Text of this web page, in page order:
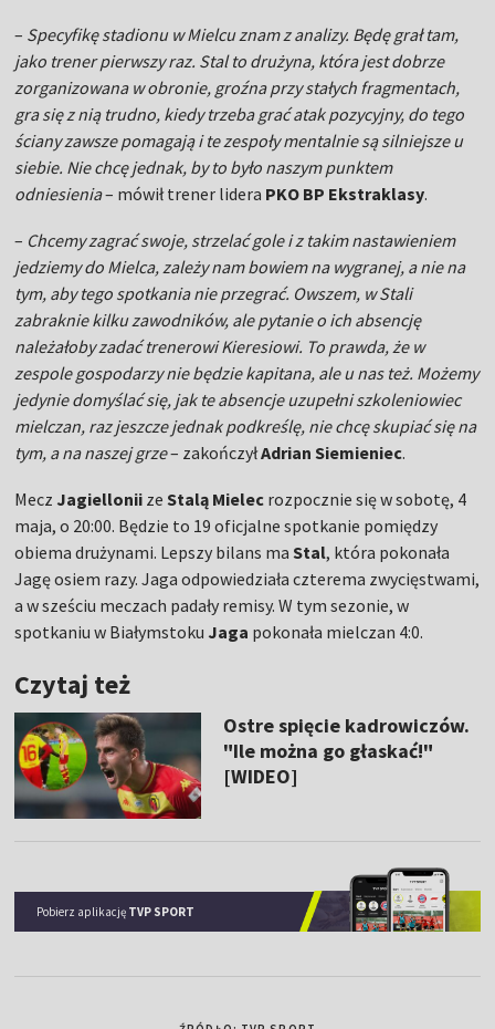
– Specyfikę stadionu w Mielcu znam z analizy. Będę grał tam,
jako trener pierwszy raz. Stal to drużyna, która jest dobrze
zorganizowana w obronie, groźna przy stałych fragmentach,
gra się z nią trudno, kiedy trzeba grać atak pozycyjny, do tego
ściany zawsze pomagają i te zespoły mentalnie są silniejsze u
siebie. Nie chcę jednak, by to było naszym punktem
odniesienia– mówił trener lidera PKO BP Ekstraklasy.
– Chcemy zagrać swoje, strzelać gole i z takim nastawieniem
jedziemy do Mielca, zależy nam bowiem na wygranej, a nie na
tym, aby tego spotkania nie przegrać. Owszem, w Stali
zabraknie kilku zawodników, ale pytanie o ich absencję
należałoby zadać trenerowi Kieresiowi. To prawda, że w
zespole gospodarzy nie będzie kapitana, ale u nas też. Możemy
jedynie domyślać się, jak te absencje uzupełni szkoleniowiec
mielczan, raz jeszcze jednak podkreślę, nie chcę skupiać się na
tym, a na naszej grze– zakończyłAdrian Siemieniec.
Mecz Jagiellonii zeStalą Mielec rozpocznie się w sobotę, 4
maja, o 20:00. Będzie to 19 oficjalne spotkanie pomiędzy
obiema drużynami. Lepszy bilans maStal, która pokonała
Jagę osiem razy. Jaga odpowiedziała czterema zwycięstwami,
a w sześciu meczach padały remisy. W tym sezonie, w
spotkaniu w Białymstoku Jaga pokonała mielczan 4:0.
Czytaj też
Ostre spięcie kadrowiczów.
"Ile można go głaskać!"
[WIDEO]
Pobierz aplikację TVP SPORT